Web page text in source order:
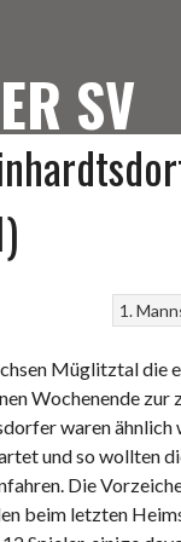
SV
SV
1.
Müglitztal die
Wochenende
waren ähnlich
und so wollten
Die
beim letzten